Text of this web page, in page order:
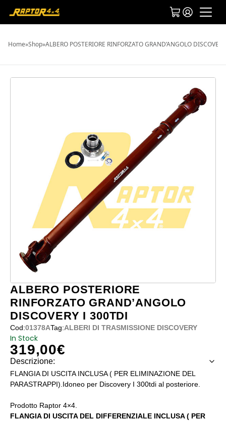
Home»Shop»ALBERO POSTERIORE RINFORZATO GRAND’ANGOLO
ALBERO POSTERIORE
RINFORZATO GRAND’ANGOLO
DISCOVERY I 300TDI
Cod:01378ATag:ALBERI DI TRASMISSIONE DISCOVERY
In Stock
319,00€
Descrizione:
FLANGIA DI USCITA INCLUSA ( PER ELIMINAZIONE DEL
PARASTRAPPI).Idoneo per Discovery I 300tdi al posteriore.
Prodotto Raptor 4×4.
FLANGIA DI USCITA DEL DIFFERENZIALE INCLUSA ( PER